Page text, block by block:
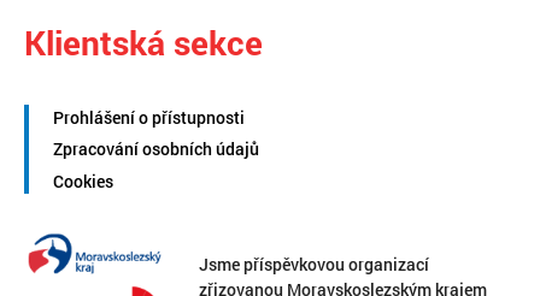
Klientská sekce
Prohlášení o přístupnosti
Zpracování osobních údajů
Cookies
Jsme příspěvkovou organizací
zřizovanou Moravskoslezským krajem